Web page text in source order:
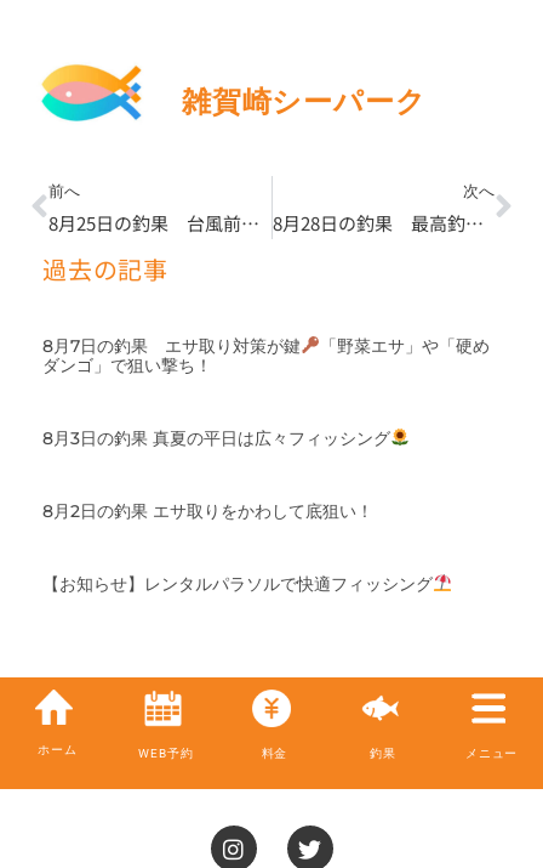
雑賀崎シーパーク
Prev
前へ
8月25日の釣果 台風前の暑さ で食いが浅め
次へ
8月28日の釣果 最高釣果１人で20匹
過去の記事
8月7日の釣果 エサ取り対策が鍵
「野菜エサ」や「硬め
ダンゴ」で狙い撃ち！
8月3日の釣果 真夏の平日は広々フィッシング
8月2日の釣果 エサ取りをかわして底狙い！
【お知らせ】レンタルパラソルで快適フィッシング
ホーム WEB予約 料金 釣果 メニュー
I
n
T
w